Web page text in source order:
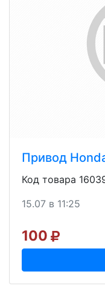
Привод
Код товара
15.07 в 11:25
100